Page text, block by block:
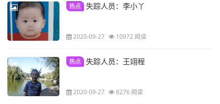
热点 失踪人员：李小丫
2020-09-27 10972 阅读
热点 失踪人员：王翊程
2020-09-27 8276 阅读